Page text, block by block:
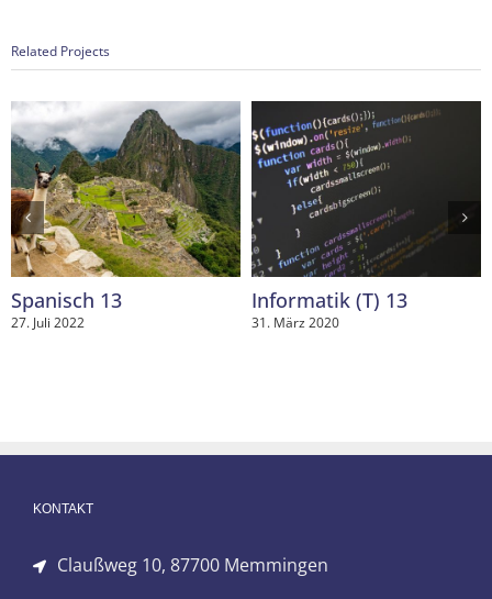
Related Projects
Spanisch 13
27. Juli 2022
Informatik (T) 13
31. März 2020
KONTAKT
Claußweg 10, 87700 Memmingen